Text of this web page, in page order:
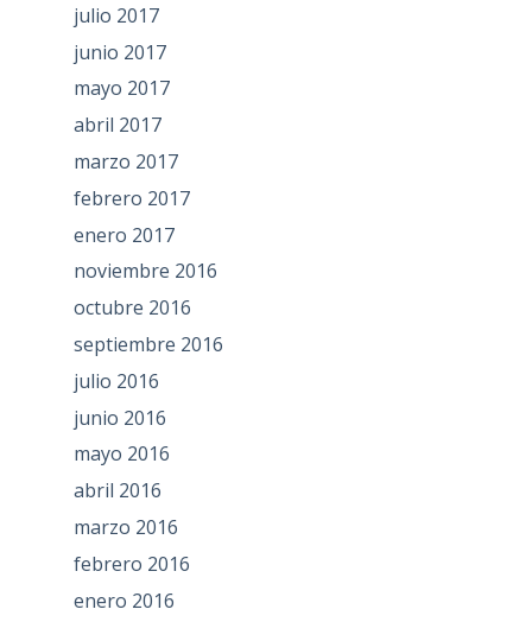
julio 2017
junio 2017
mayo 2017
abril 2017
marzo 2017
febrero 2017
enero 2017
noviembre 2016
octubre 2016
septiembre 2016
julio 2016
junio 2016
mayo 2016
abril 2016
marzo 2016
febrero 2016
enero 2016